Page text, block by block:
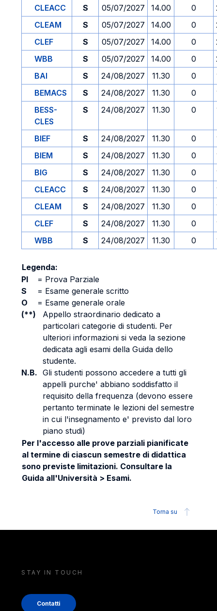
CLEACC S 05/07/2027 14.00 0
CLEAM
S 05/07/2027 14.00 0
CLEF
S 05/07/2027 14.00 0
WBB
S 05/07/2027 14.00 0
BAI
S 24/08/2027 11.30 0
BEMACS
S 24/08/2027 11.30 0
BESS-
CLES
S 24/08/2027 11.30 0
BIEF S 24/08/2027 11.30 0
BIEM
S 24/08/2027 11.30 0
BIG
S 24/08/2027 11.30 0
CLEACC
S 24/08/2027 11.30 0
CLEAM
S 24/08/2027 11.30 0
CLEF
S 24/08/2027 11.30 0
WBB
S 24/08/2027 11.30 0
Legenda:
PI
= Prova Parziale
S
= Esame generale scritto
O
= Esame generale orale
(**)
Appello straordinario dedicato a
particolari categorie di studenti. Per
ulteriori informazioni si veda la sezione
dedicata agli esami della Guida dello
studente.
N.B. Gli studenti possono accedere a tutti gli
appelli purche' abbiano soddisfatto il
requisito della frequenza (devono essere
pertanto terminate le lezioni del semestre
in cui l'insegnamento e' previsto dal loro
piano studi)
Per l'accesso alle prove parziali pianificate
al termine di ciascun semestre di didattica
sono previste limitazioni. Consultare la
Guida all'Università > Esami.
Torna su
STAY IN TOUCH
Contatti